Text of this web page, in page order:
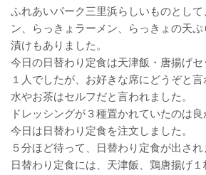
ふれあいパーク三里浜らしいものとし
ン、らっきょラーメン、らっきょの天
漬けもありました。
今日の日替わり定食は天津飯・唐揚げセ
１人でしたが、お好きな席にどうぞと言
水やお茶はセルフだと言われました。
ドレッシングが３種置かれていたのは良
今日は日替わり定食を注文しました。
５分ほど待って、日替わり定食が出され
日替わり定食には、天津飯、鶏唐揚げ